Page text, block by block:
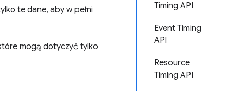
Timing API
Event Timing
API
Resource
Timing API
te dane, aby w pełni
mogą dotyczyć tylko